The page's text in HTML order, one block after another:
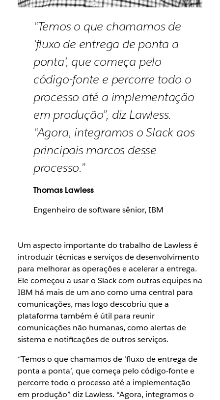
“Temos o que chamamos de
‘fluxo de entrega de ponta a
ponta’, que começa pelo
código-fonte e percorre todo o
processo até a implementação
em produção”, diz Lawless.
“Agora, integramos o Slack aos
principais marcos desse
processo.”
Thomas Lawless
Engenheiro de software sênior, IBM
Um aspecto importante do trabalho de Lawless é
introduzir técnicas e serviços de desenvolvimento
para melhorar as operações e acelerar a entrega.
Ele começou a usar o Slack com outras equipes na
IBM há mais de um ano como uma central para
comunicações, mas logo descobriu que a
plataforma também é útil para reunir
comunicações não humanas, como alertas de
sistema e notificações de outros serviços.
“Temos o que chamamos de ‘fluxo de entrega de
ponta a ponta’, que começa pelo código-fonte e
percorre todo o processo até a implementação
em produção” diz Lawless. “Agora, integramos o